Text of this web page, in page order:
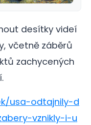
desítky videí
včetně záběrů
zachycených
usa-odtajnily-d
vznikly-i-u